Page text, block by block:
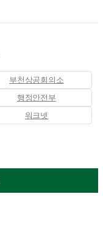
부천상공회의소
행정안전부
워크넷